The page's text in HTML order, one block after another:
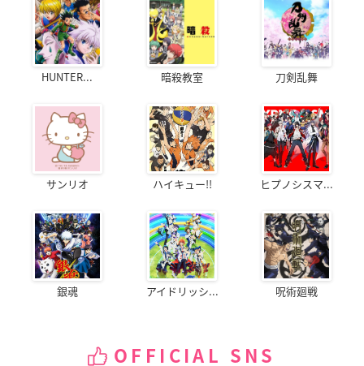
HUNTER... 暗殺教室 刀剣乱舞
サンリオ ハイキュー!! ヒプノシスマ...
銀魂 アイドリッシ... 呪術廻戦
OFFICIAL SNS